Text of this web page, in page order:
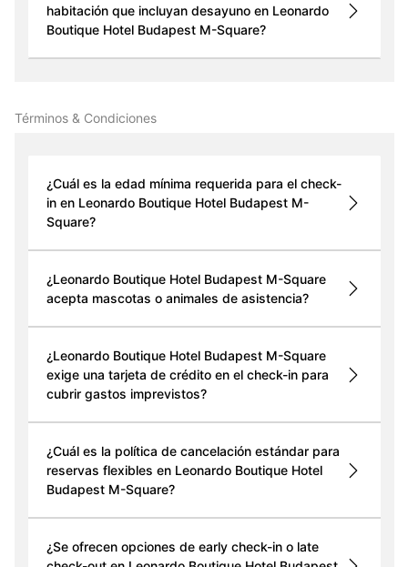
habitación que incluyan desayuno en Leonardo
Boutique Hotel Budapest M-Square?
Términos & Condiciones
¿Cuál es la edad mínima requerida para el check-
in en Leonardo Boutique Hotel Budapest M-
Square?
¿Leonardo Boutique Hotel Budapest M-Square
acepta mascotas o animales de asistencia?
¿Leonardo Boutique Hotel Budapest M-Square
exige una tarjeta de crédito en el check-in para
cubrir gastos imprevistos?
¿Cuál es la política de cancelación estándar para
reservas flexibles en Leonardo Boutique Hotel
Budapest M-Square?
¿Se ofrecen opciones de early check-in o late